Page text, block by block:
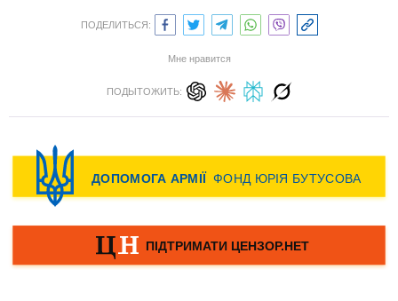
ПОДЕЛИТЬСЯ:
Мне нравится
ПОДЫТОЖИТЬ: